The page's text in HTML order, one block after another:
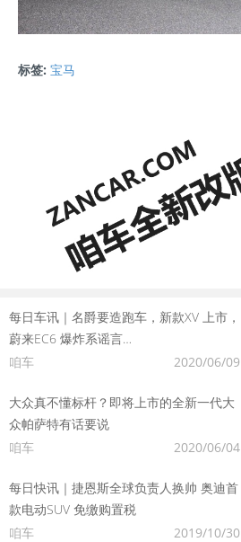
标签: 宝马
每日车讯｜名爵要造跑车，新款XV 上市，
蔚来EC6 爆炸系谣言…
咱车
2020/06/09
大众真不懂标杆？即将上市的全新一代大
众帕萨特有话要说
咱车
2020/06/04
每日快讯｜捷恩斯全球负责人换帅 奥迪首
款电动SUV 免缴购置税
咱车
2019/10/30